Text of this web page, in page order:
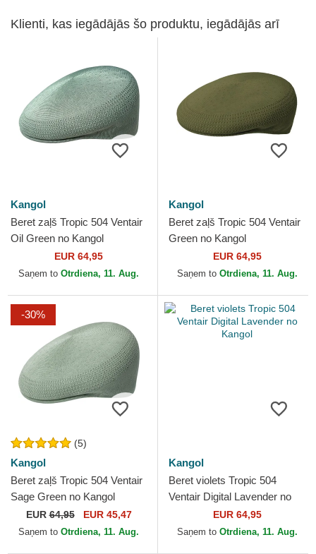
Klienti, kas iegādājās šo produktu, iegādājās arī
Kangol
Beret zaļš Tropic 504 Ventair
Oil Green no Kangol
EUR 64,95
Saņem to Otrdiena, 11. Aug.
Kangol
Beret zaļš Tropic 504 Ventair
Green no Kangol
EUR 64,95
Saņem to Otrdiena, 11. Aug.
-30%
(5)
Kangol
Beret zaļš Tropic 504 Ventair
Sage Green no Kangol
EUR64,95 EUR 45,47
Saņem to Otrdiena, 11. Aug.
Kangol
Beret violets Tropic 504
Ventair Digital Lavender no
EUR 64,95
Saņem to Otrdiena, 11. Aug.